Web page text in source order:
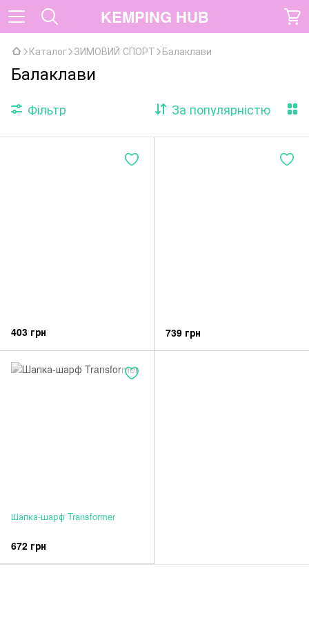
KEMPING HUB
Каталог ЗИМОВИЙ СПОРТ Балаклави
Балаклави
Фільтр За популярністю
403 грн 739 грн
Шапка-шарф Transformer
672 грн